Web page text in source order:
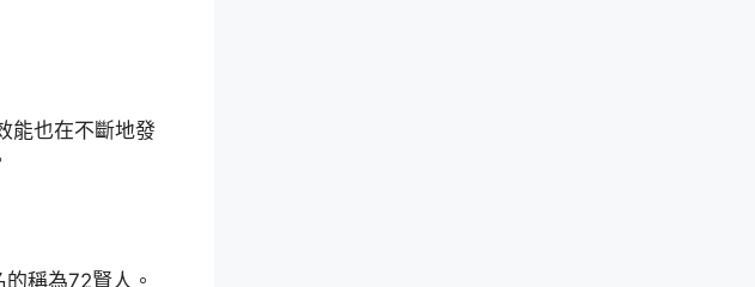
能也在不斷地發
稱為72賢人。